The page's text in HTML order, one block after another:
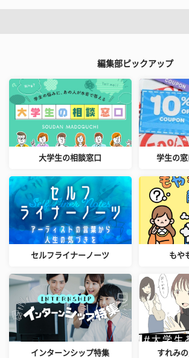
編集部ピックアップ
大学生の相談窓口 学生の
セルフライナーノーツ もや
インターンシップ特集 すれみ